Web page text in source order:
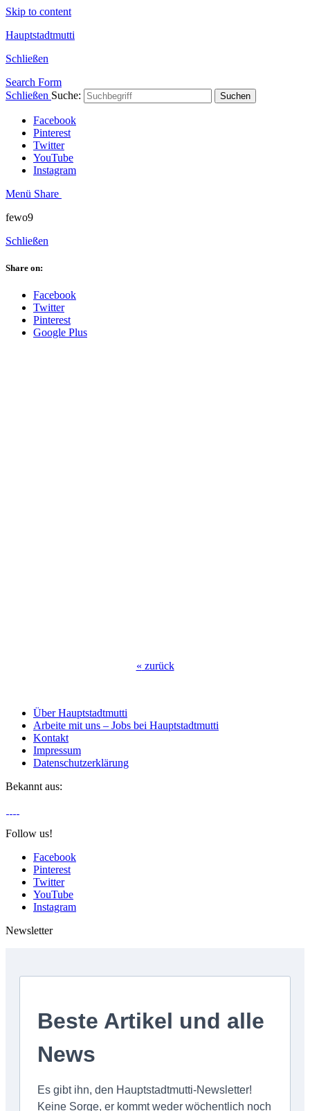
Skip to content
Hauptstadtmutti
Schließen
Search Form
Schließen Suche: Suchen
Facebook
Pinterest
Twitter
YouTube
Instagram
Menü Share
fewo9
Schließen
Share on:
Facebook
Twitter
Pinterest
Google Plus
« zurück
Über Hauptstadtmutti
Arbeite mit uns – Jobs bei Hauptstadtmutti
Kontakt
Impressum
Datenschutzerklärung
Bekannt aus:
Follow us!
Facebook
Pinterest
Twitter
YouTube
Instagram
Newsletter